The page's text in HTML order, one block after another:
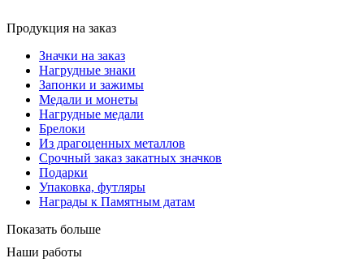
Продукция на заказ
Значки на заказ
Нагрудные знаки
Запонки и зажимы
Медали и монеты
Нагрудные медали
Брелоки
Из драгоценных металлов
Срочный заказ закатных значков
Подарки
Упаковка, футляры
Награды к Памятным датам
Показать больше
Наши работы